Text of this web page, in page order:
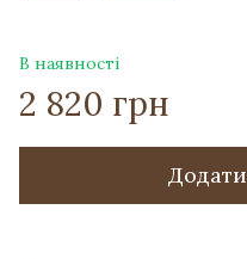
В наявності
2 820 грн